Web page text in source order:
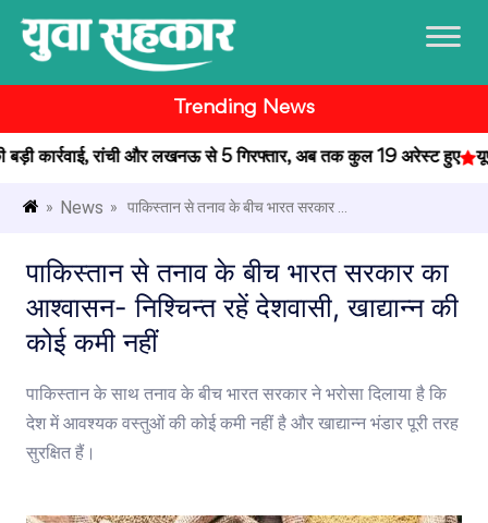
Trending News
कार्रवाई, रांची और लखनऊ से 5 गिरफ्तार, अब तक कुल 19 अरेस्ट हुए यूपी
» News » पाकिस्तान से तनाव के बीच भारत सरकार ...
पाकिस्तान से तनाव के बीच भारत सरकार का
आश्वासन- निश्चिन्त रहें देशवासी, खाद्यान्न की
कोई कमी नहीं
पाकिस्तान के साथ तनाव के बीच भारत सरकार ने भरोसा दिलाया है कि
देश में आवश्यक वस्तुओं की कोई कमी नहीं है और खाद्यान्न भंडार पूरी तरह
सुरक्षित हैं।